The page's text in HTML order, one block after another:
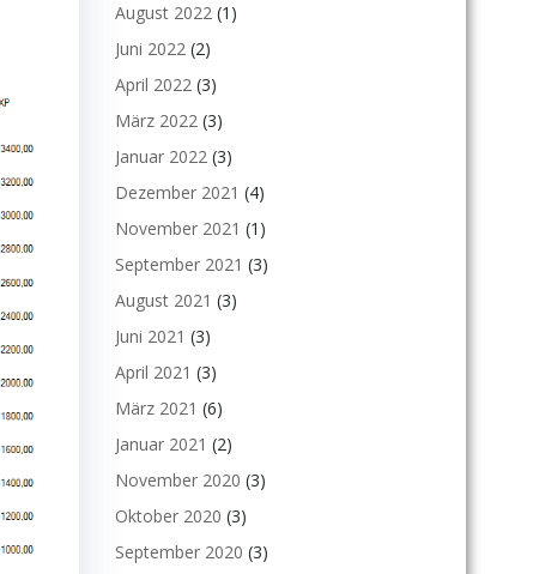
August 2022 (1)
Juni 2022 (2)
April 2022 (3)
März 2022 (3)
Januar 2022 (3)
Dezember 2021 (4)
November 2021 (1)
September 2021 (3)
August 2021 (3)
Juni 2021 (3)
April 2021 (3)
März 2021 (6)
Januar 2021 (2)
November 2020 (3)
Oktober 2020 (3)
September 2020 (3)